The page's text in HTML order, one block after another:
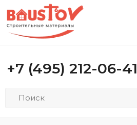
+7 (495) 212-06-41